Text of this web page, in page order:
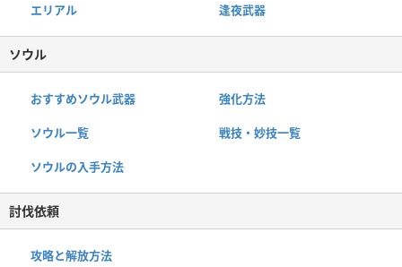
エリアル 逢夜武器
ソウル
おすすめソウル武器 強化方法
ソウル一覧 戦技・妙技一覧
ソウルの入手方法
討伐依頼
攻略と解放方法